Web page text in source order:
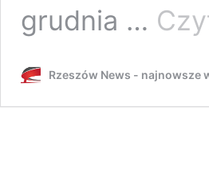
grudnia …
Rzeszów News - najnowsze